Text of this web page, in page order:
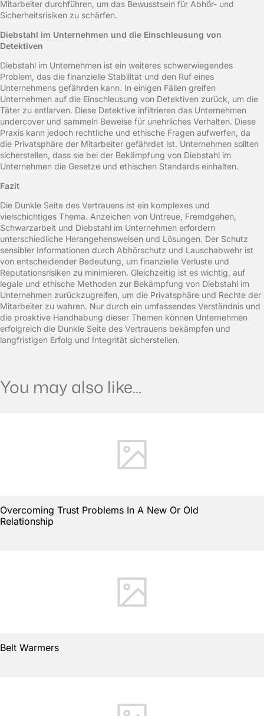
Mitarbeiter durchführen, um das Bewusstsein für Abhör- und
Sicherheitsrisiken zu schärfen.
Diebstahl im Unternehmen und die Einschleusung von
Detektiven
Diebstahl im Unternehmen ist ein weiteres schwerwiegendes
Problem, das die finanzielle Stabilität und den Ruf eines
Unternehmens gefährden kann. In einigen Fällen greifen
Unternehmen auf die Einschleusung von Detektiven zurück, um die
Täter zu entlarven. Diese Detektive infiltrieren das Unternehmen
undercover und sammeln Beweise für unehrliches Verhalten. Diese
Praxis kann jedoch rechtliche und ethische Fragen aufwerfen, da
die Privatsphäre der Mitarbeiter gefährdet ist. Unternehmen sollten
sicherstellen, dass sie bei der Bekämpfung von Diebstahl im
Unternehmen die Gesetze und ethischen Standards einhalten.
Fazit
Die Dunkle Seite des Vertrauens ist ein komplexes und
vielschichtiges Thema. Anzeichen von Untreue, Fremdgehen,
Schwarzarbeit und Diebstahl im Unternehmen erfordern
unterschiedliche Herangehensweisen und Lösungen. Der Schutz
sensibler Informationen durch Abhörschutz und Lauschabwehr ist
von entscheidender Bedeutung, um finanzielle Verluste und
Reputationsrisiken zu minimieren. Gleichzeitig ist es wichtig, auf
legale und ethische Methoden zur Bekämpfung von Diebstahl im
Unternehmen zurückzugreifen, um die Privatsphäre und Rechte der
Mitarbeiter zu wahren. Nur durch ein umfassendes Verständnis und
die proaktive Handhabung dieser Themen können Unternehmen
erfolgreich die Dunkle Seite des Vertrauens bekämpfen und
langfristigen Erfolg und Integrität sicherstellen.
You may also like...
Overcoming Trust Problems In A New Or Old
Relationship
Belt Warmers